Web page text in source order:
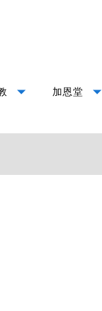
arrow_drop_down 加恩堂 arrow_drop_down